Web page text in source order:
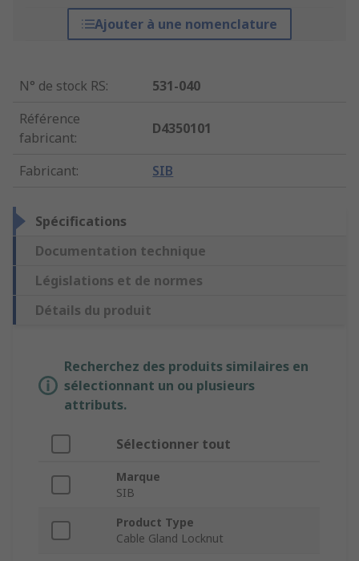
Ajouter à une nomenclature
N° de stock RS:
531-040
Référence
fabricant:
D4350101
Fabricant: SIB
Spécifications
Documentation technique
Législations et de normes
Détails du produit
Recherchez des produits similaires en
sélectionnant un ou plusieurs
attributs.
Sélectionner tout
Marque
SIB
Product Type
Cable Gland Locknut